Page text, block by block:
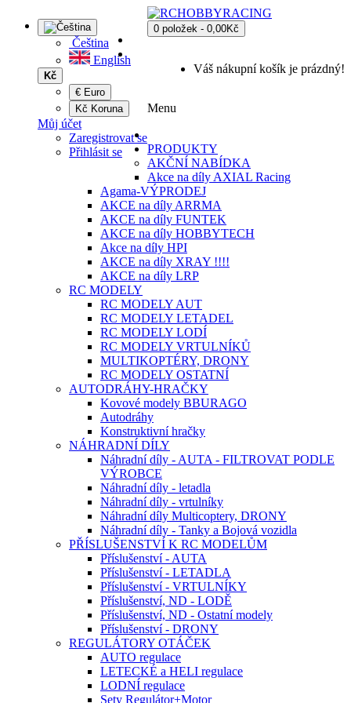
Čeština
English
Kč
€ Euro
Kč Koruna
Můj účet
Zaregistrovat se
Přihlásit se
0 položek - 0,00Kč
Váš nákupní košík je prázdný!
Menu
PRODUKTY
AKČNÍ NABÍDKA
Akce na díly AXIAL Racing
Agama-VÝPRODEJ
AKCE na díly ARRMA
AKCE na díly FUNTEK
AKCE na díly HOBBYTECH
Akce na díly HPI
AKCE na díly XRAY !!!!
AKCE na díly LRP
RC MODELY
RC MODELY AUT
RC MODELY LETADEL
RC MODELY LODÍ
RC MODELY VRTULNÍKŮ
MULTIKOPTÉRY, DRONY
RC MODELY OSTATNÍ
AUTODRÁHY-HRAČKY
Kovové modely BBURAGO
Autodráhy
Konstruktivní hračky
NÁHRADNÍ DÍLY
Náhradní díly - AUTA - FILTROVAT PODLE
VÝROBCE
Náhradní díly - letadla
Náhradní díly - vrtulníky
Náhradní díly Multicoptery, DRONY
Náhradní díly - Tanky a Bojová vozidla
PŘÍSLUŠENSTVÍ K RC MODELŮM
Příslušenství - AUTA
Příslušenství - LETADLA
Příslušenství - VRTULNÍKY
Příslušenství, ND - LODĚ
Příslušenství, ND - Ostatní modely
Příslušenství - DRONY
REGULÁTORY OTÁČEK
AUTO regulace
LETECKÉ a HELI regulace
LODNÍ regulace
Sety Regulátor+Motor